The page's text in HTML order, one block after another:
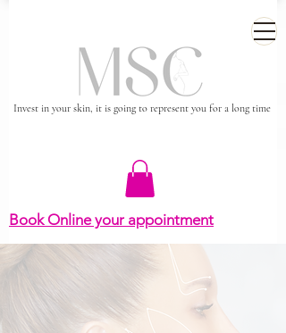
Invest in your skin, it is going to represent you for a long time
Book Online your appointment